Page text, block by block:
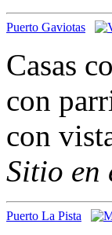
Puerto Gaviotas
Casas
con
con
Sitio en
Puerto La Pista